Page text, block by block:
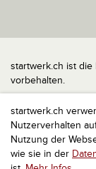
startwerk.ch
Nutzerverhalten
Nutzung der
wie sie in der
startwerk.ch ist die
vorbehalten.
Impressum
Kontakt
nach oben